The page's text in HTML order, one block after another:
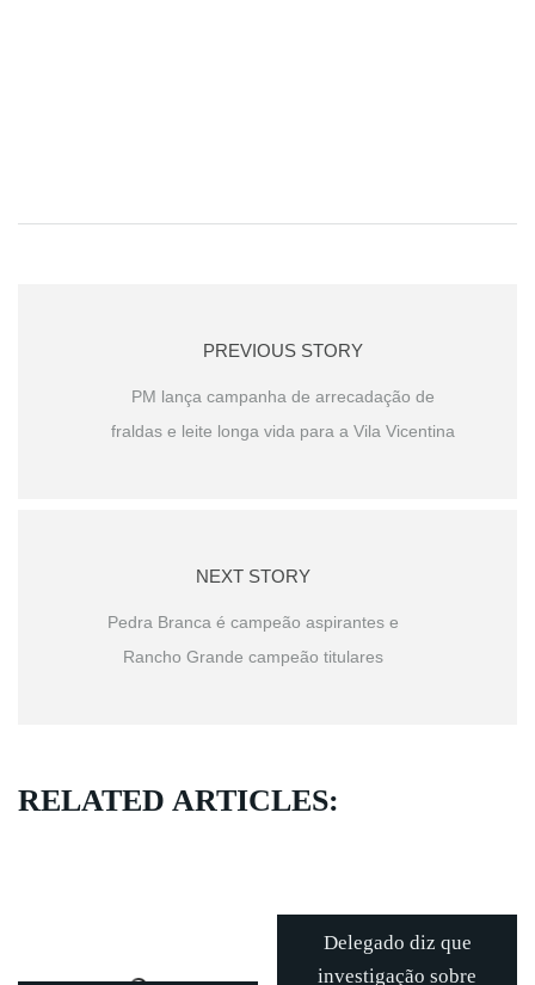
PREVIOUS STORY
PM lança campanha de arrecadação de
fraldas e leite longa vida para a Vila Vicentina
NEXT STORY
Pedra Branca é campeão aspirantes e
Rancho Grande campeão titulares
RELATED ARTICLES:
Delegado diz que
investigação sobre